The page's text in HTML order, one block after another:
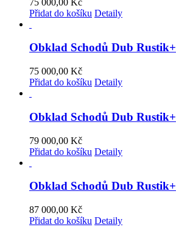
Přidat do košíku Detaily
Obklad Schodů Dub Rustik+
75 000,00 Kč
Přidat do košíku Detaily
Obklad Schodů Dub Rustik+
79 000,00 Kč
Přidat do košíku Detaily
Obklad Schodů Dub Rustik+
87 000,00 Kč
Přidat do košíku Detaily